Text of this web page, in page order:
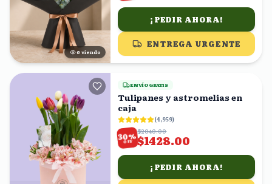
7 viendo
¡PEDIR AHORA!
ENTREGA URGENTE
ENVÍO GRATIS
Tulipanes y astromelias en
caja
(4,959)
30%
OFF
$2040.00
$1428.00
¡PEDIR AHORA!